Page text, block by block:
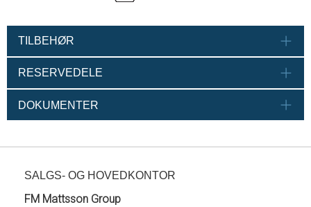
TILBEHØR
RESERVEDELE
DOKUMENTER
SALGS- OG HOVEDKONTOR
FM Mattsson Group